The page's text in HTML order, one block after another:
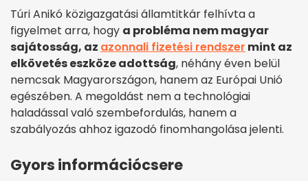
Túri Anikó közigazgatási államtitkár felhívta a
figyelmet arra, hogy a probléma nem magyar
sajátosság, az azonnali fizetési rendszer mint az
elkövetés eszköze adottság, néhány éven belül
nemcsak Magyarországon, hanem az Európai Unió
egészében. A megoldást nem a technológiai
haladással való szembefordulás, hanem a
szabályozás ahhoz igazodó finomhangolása jelenti.
Gyors információcsere